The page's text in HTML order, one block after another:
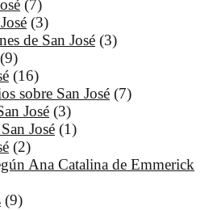
(7)
(3)
de San José (3)
(9)
(16)
sobre San José (7)
José (3)
José (1)
(2)
Ana Catalina de Emmerick
(9)